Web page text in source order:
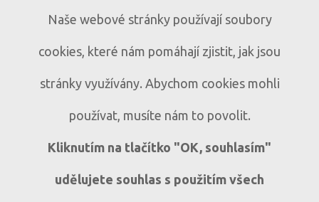
výhledem na Kašperk
P190
Klidné místo pro rodinný dům i
Naše webové stránky používají soubory
cookies, které nám pomáhají zjistit, jak jsou
stránky využívány. Abychom cookies mohli
používat, musíte nám to povolit.
Kliknutím na tlačítko "OK, souhlasím"
udělujete souhlas s použitím všech